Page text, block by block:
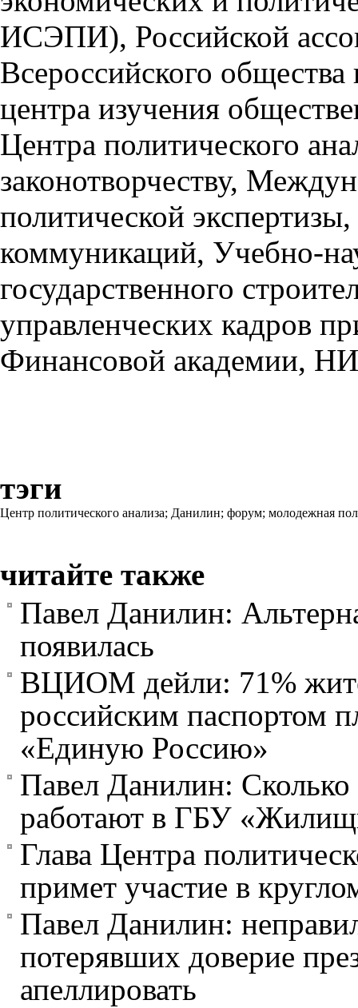
ИСЭПИ), Российской
Всероссийского
центра изучения
Центра политического
законотворчеству,
политической
коммуникаций, Учебно-
государственного
управленческих кадров
Финансовой академии,
тэги
Центр политического анализа; Данилин; форум; молодежная
читайте также
Павел Данилин:
появилась
ВЦИОМ дейли: 71%
российским паспортом
«Единую Россию»
Павел Данилин: Сколько
работают в ГБУ
Глава Центра
примет участие в
Павел Данилин:
потерявших доверие
апеллировать